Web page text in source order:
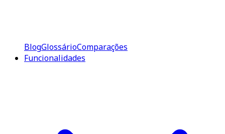
BlogGlossárioComparações
Funcionalidades